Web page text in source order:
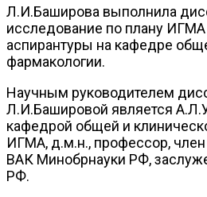
Л.И.Баширова выполнила
исследование по плану
аспирантуры на кафедре
фармакологии.
Научным руководителем
Л.И.Башировой является
кафедрой общей и
ИГМА, д.м.н., профессор, член
ВАК Минобрнауки РФ,
РФ.